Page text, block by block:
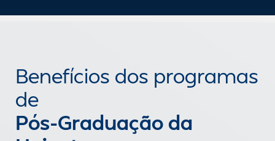
Benefícios dos programas
de
Pós-Graduação da